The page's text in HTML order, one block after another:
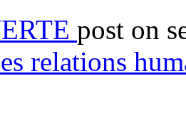
post on
relations